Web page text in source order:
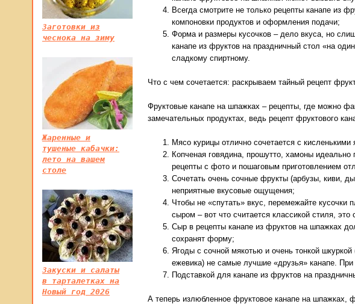
Всегда смотрите не только рецепты канапе из
компоновки продуктов и оформления подачи;
Форма и размеры кусочков – дело вкуса, но
канапе из фруктов на праздничный стол «на
сладкому спиртному.
Что с чем сочетается: раскрываем тайный рецепт
Фруктовые канапе на шпажках – рецепты, где можно
замечательных продуктах, ведь рецепт фруктового
Мясо курицы отлично сочетается с кисленькими
Копченая говядина, прошутто, хамоны
рецепты с фото и пошаговым приготовлением
Сочетать очень сочные фрукты (арбузы, киви,
неприятные вкусовые ощущения;
Чтобы не «спутать» вкус, перемежайте
сыром – вот что считается классикой стиля, это
Сыр в рецепты канапе из фруктов на шпажках
сохранят форму;
Ягоды с сочной мякотью и очень тонкой
ежевика) не самые лучшие «друзья» канапе.
Подставкой для канапе из фруктов на
А теперь излюбленное фруктовое канапе на шпажках,
Заготовки из
чеснока на зиму
Жаренные и
тушеные кабачки:
лето на вашем
столе
Закуски и салаты
в тарталетках на
Новый год 2026